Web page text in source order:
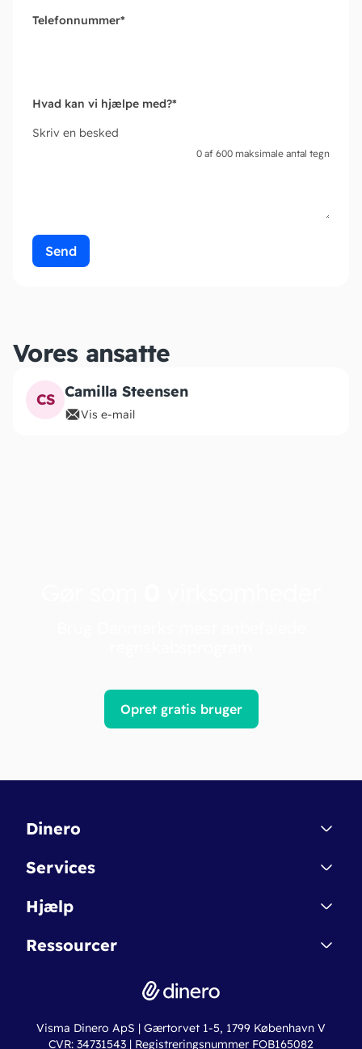
Telefonnummer*
Hvad kan vi hjælpe med?*
Skriv en besked
0 af 600 maksimale antal tegn
Vores ansatte
CS Camilla Steensen
Vis e-mail
Opret gratis bruger
Dinero
Kontakt
Betingelser & Sikkerhed
Nye funktioner
Services
Dinero Starter
Dinero Pro
Erhvervslån
Hjælp
Regnskabsordbogen
Online regnskabskurser
Ressourcer
Ny virksomhed
Visma Dinero ApS | Gærtorvet 1-5, 1799 København V
CVR: 34731543 | Registreringsnummer FOB165082